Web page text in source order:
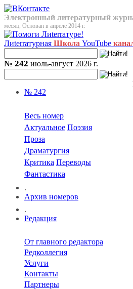
Электронный литературный
месяц. Основан в апреле 2014 г.
Лиterraтурная Школа YouTube
№ 242 июль-август 2026 г.
№ 242
Весь номер
Актуальное Поэзия
Проза
Драматургия
Критика Переводы
Фантастика
.
Архив номеров
.
Редакция
От главного редактора
Редколлегия
Услуги
Контакты
Партнеры